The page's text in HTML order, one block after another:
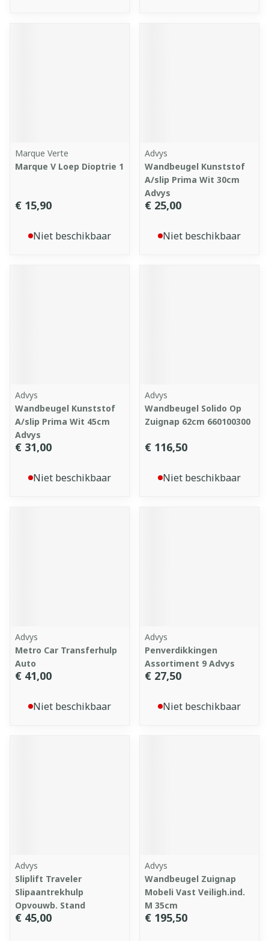
Marque Verte
Marque V Loep Dioptrie 1
€ 15,90
Niet beschikbaar
Advys
Wandbeugel Kunststof
A/slip Prima Wit 30cm
Advys
€ 25,00
Niet beschikbaar
Advys
Wandbeugel Kunststof
A/slip Prima Wit 45cm
Advys
€ 31,00
Niet beschikbaar
Advys
Wandbeugel Solido Op
Zuignap 62cm 660100300
€ 116,50
Niet beschikbaar
Advys
Metro Car Transferhulp
Auto
€ 41,00
Niet beschikbaar
Advys
Penverdikkingen
Assortiment 9 Advys
€ 27,50
Niet beschikbaar
Advys
Sliplift Traveler
Slipaantrekhulp
Opvouwb. Stand
€ 45,00
Advys
Wandbeugel Zuignap
Mobeli Vast Veiligh.ind.
M 35cm
€ 195,50